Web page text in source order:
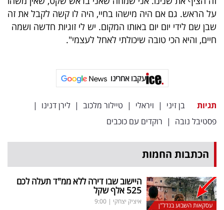
על הראש. גם אם היה מישהו בחיי, היה לו קשה לקבל את זה
שבן שם לידי יום יום באותו המקום. יש לי זוגיות חדשה ושמה
חיים, והיא הכי טובה שיכולתי לאחל לעצמי".
עקבו אחרינו
תגיות בן זיני | ויראלי | טיילור מלכוב | לירן דנינו |
פסטיבל נובה | רוקדים עם כוכבים
הכתבות החמות
עסקאות השבוע בנדל"ן
היישוב שבו דירה ללא ממ"ד תעלה לכם
525 אלף שקל
איציק יצחקי |
9:00